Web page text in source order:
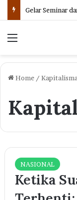
Menu
Home / Kapitalisma
NASIONAL
Ketika